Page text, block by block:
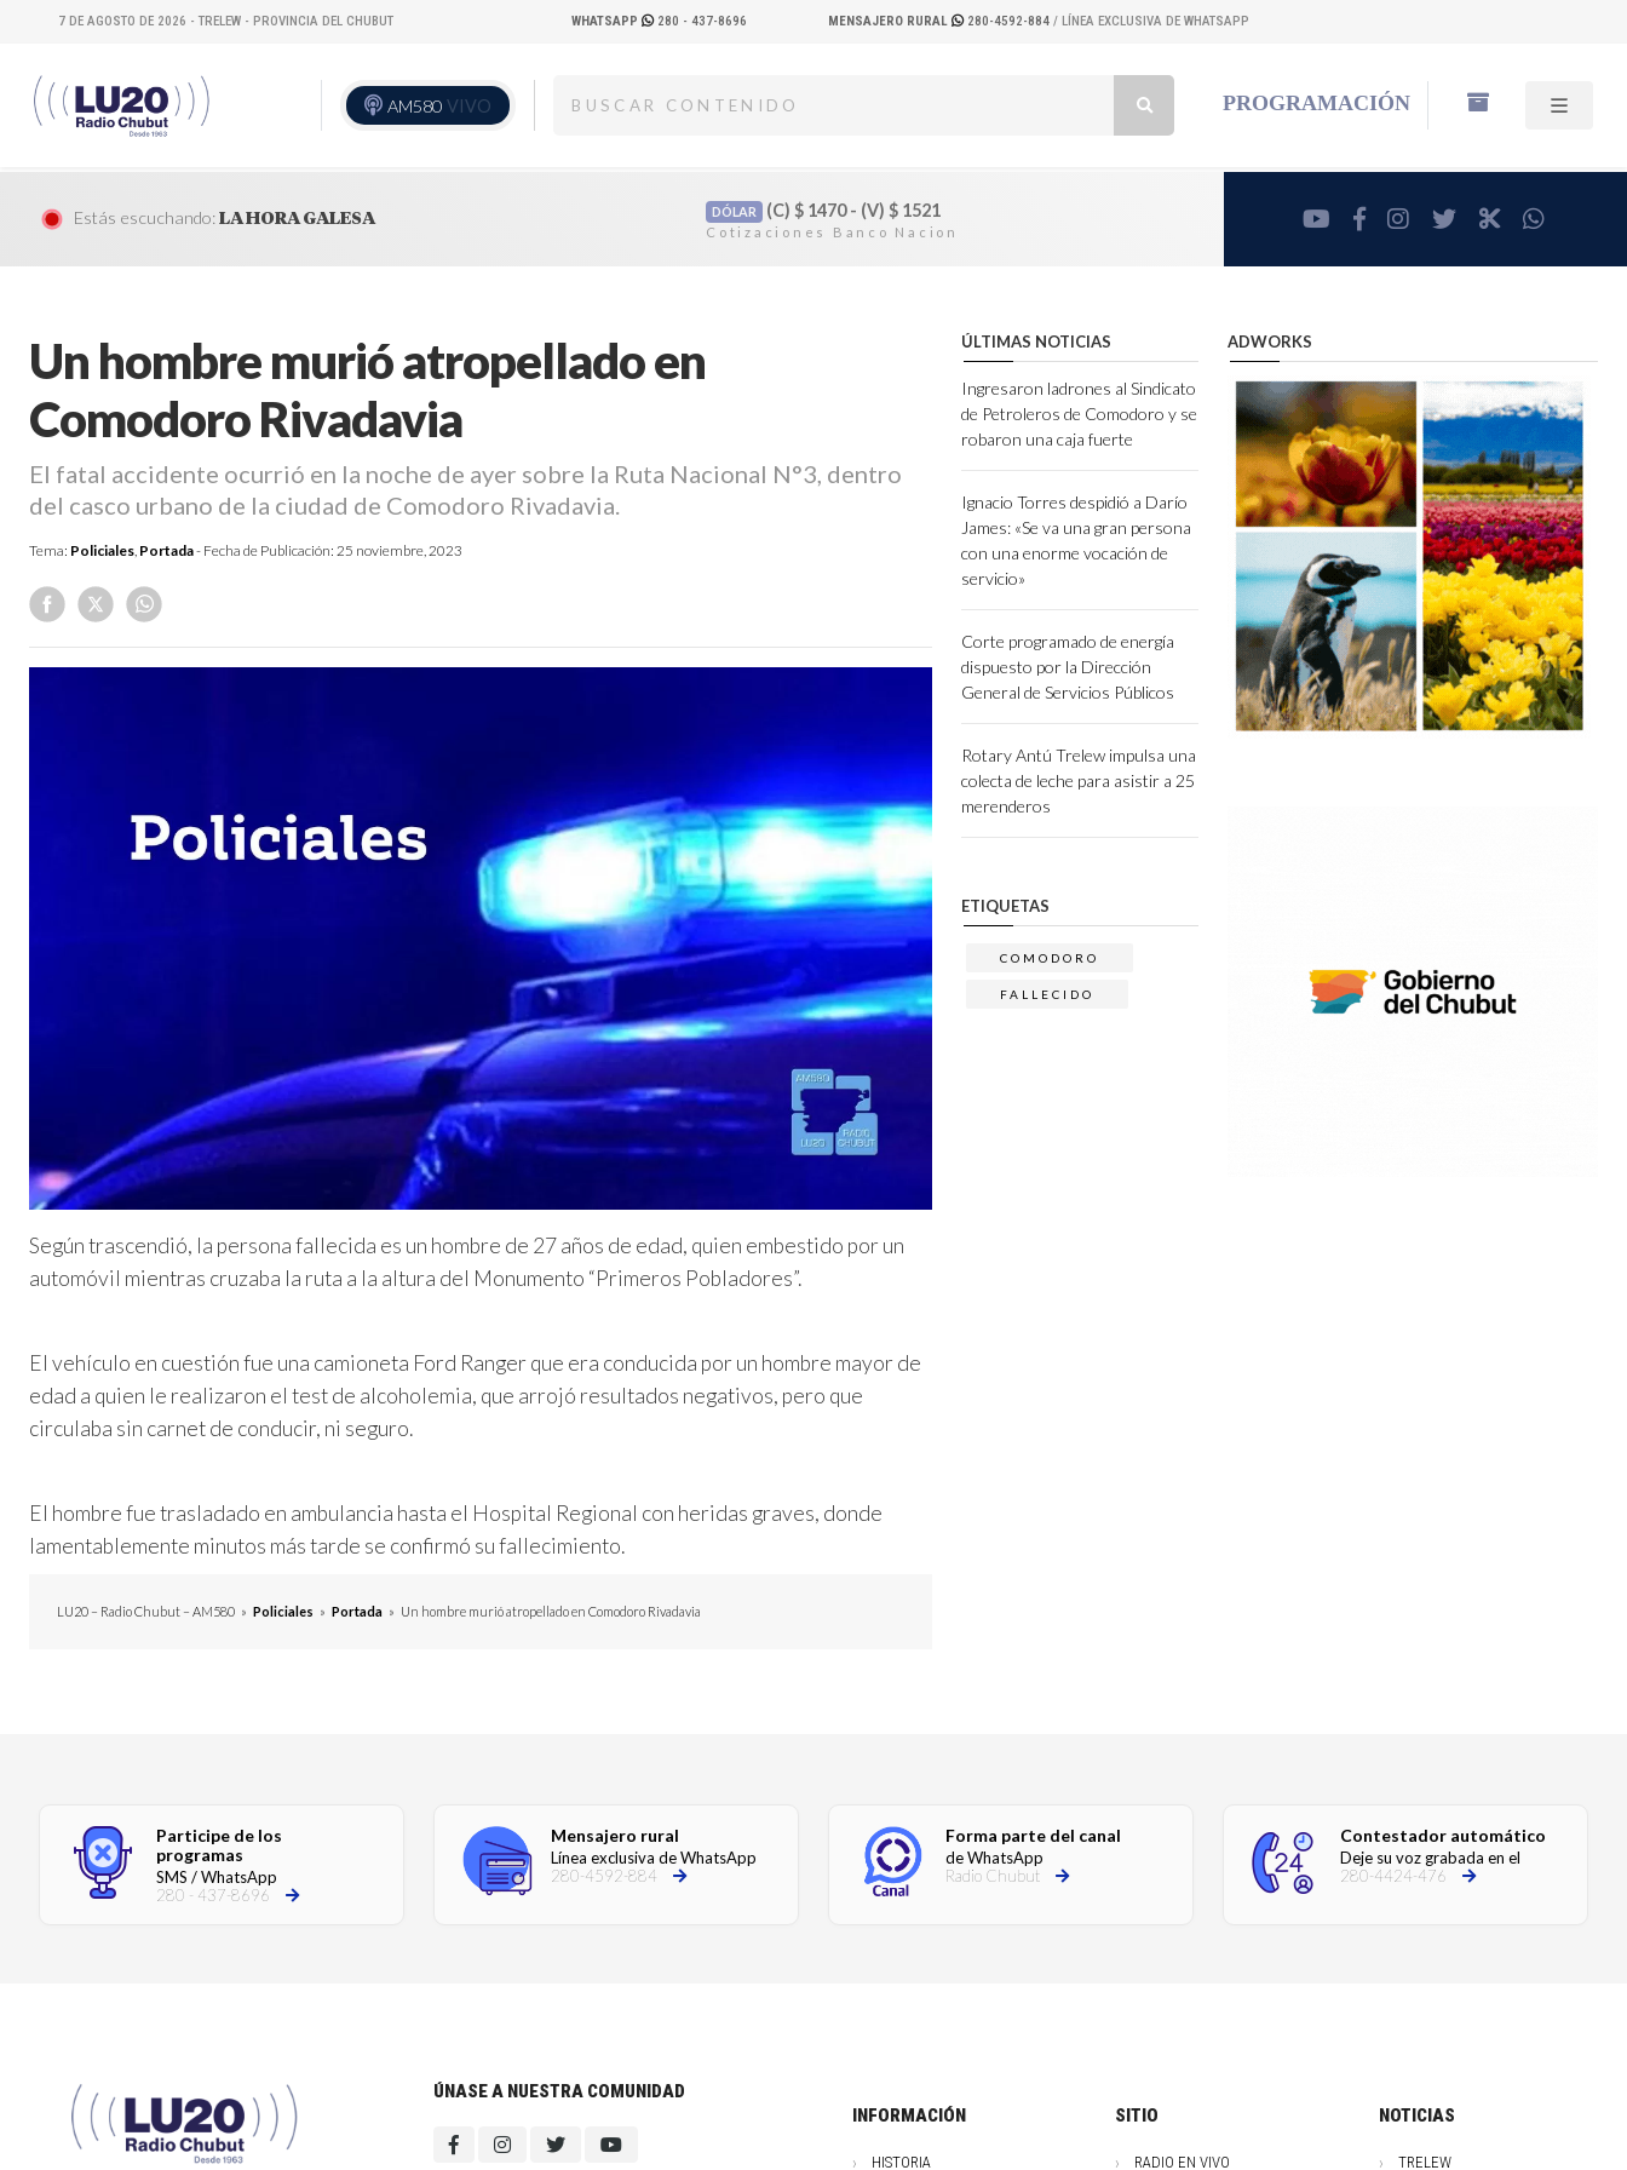
7 DE AGOSTO DE 2026 - TRELEW - PROVINCIA DEL CHUBUT WHATSAPP 280 - 437-8696 MENSAJERO RURAL 280-4592-884 / LÍNEA EXCLUSIVA DE WHATSAPP
AM580 VIVO PROGRAMACIÓN
Estás escuchando:LA HORA GALESA DÓLAR (C) $1470 - (V) $1521 youtubefacebookinstagram
twitterRadioCut
Un hombre murió atropellado en
Comodoro Rivadavia
El fatal accidente ocurrió en la noche de ayer sobre la Ruta Nacional N°3, dentro
del casco urbano de la ciudad de Comodoro Rivadavia.
Tema: Policiales, Portada- Fecha de Publicación: 25 noviembre, 2023
Según trascendió, la persona fallecida es un hombre de 27 años de edad, quien embestido por un
automóvil mientras cruzaba la ruta a la altura del Monumento “Primeros Pobladores”.
El vehículo en cuestión fue una camioneta Ford Ranger que era conducida por un hombre mayor de
edad a quien le realizaron el test de alcoholemia, que arrojó resultados negativos, pero que
circulaba sin carnet de conducir, ni seguro.
El hombre fue trasladado en ambulancia hasta el Hospital Regional con heridas graves, donde
lamentablemente minutos más tarde se confirmó su fallecimiento.
LU20 – Radio Chubut – AM580 » Policiales » Portada » Un hombre murió atropellado en Comodoro Rivadavia
ÚLTIMAS NOTICIAS
Ingresaron ladrones al Sindicato
de Petroleros de Comodoro y se
robaron una caja fuerte
Ignacio Torres despidió a Darío
James: «Se va una gran persona
con una enorme vocación de
servicio»
Corte programado de energía
dispuesto por la Dirección
General de Servicios Públicos
Rotary Antú Trelew impulsa una
colecta de leche para asistir a 25
merenderos
ETIQUETAS
COMODORO
FALLECIDO
ADWORKS
Participe de los
programas
SMS / WhatsApp
280 - 437-8696
Mensajero rural
Línea exclusiva de WhatsApp
280-4592-884
Forma parte del canal
de WhatsApp
Radio Chubut
Contestador automático
Deje su voz grabada en el
280-4424-476
ÚNASE A NUESTRA COMUNIDAD
INFORMACIÓN
HISTORIA
SITIO
RADIO EN VIVO
NOTICIAS
TRELEW